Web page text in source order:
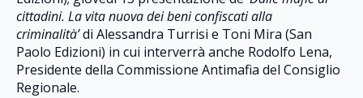
cittadini. La vita nuova dei beni confiscati alla
criminalità’di Alessandra Turrisi e Toni Mira (San
Paolo Edizioni) in cui interverrà anche Rodolfo Lena,
Presidente della Commissione Antimafia del Consiglio
Regionale.